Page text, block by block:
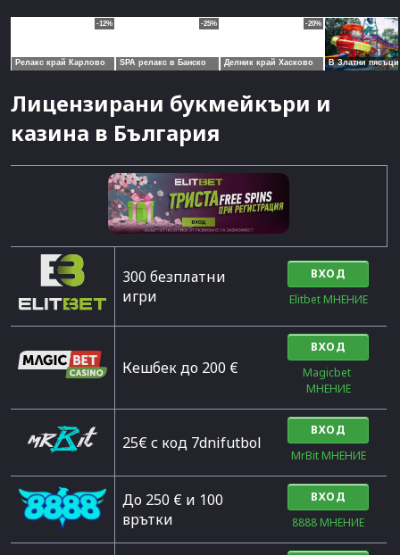
Лицензирани букмейкъри и
казина в България
300 безплатни
игри
ВХОД
Elitbet МНЕНИЕ
Кешбек до 200 €
ВХОД
Magicbet
МНЕНИЕ
25€ с код 7dnifutbol
ВХОД
MrBit МНЕНИЕ
До 250 € и 100
врътки
ВХОД
8888 МНЕНИЕ